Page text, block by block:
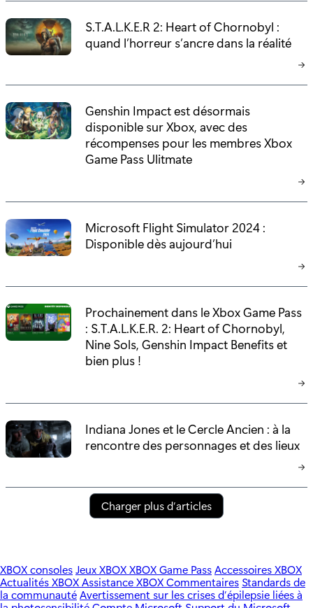
S.T.A.L.K.E.R 2: Heart of Chornobyl :
quand l’horreur s’ancre dans la réalité
Genshin Impact est désormais
disponible sur Xbox, avec des
récompenses pour les membres Xbox
Game Pass Ulitmate
Microsoft Flight Simulator 2024 :
Disponible dès aujourd’hui
Prochainement dans le Xbox Game Pass
: S.T.A.L.K.E.R. 2: Heart of Chornobyl,
Nine Sols, Genshin Impact Benefits et
bien plus !
Indiana Jones et le Cercle Ancien : à la
rencontre des personnages et des lieux
Charger plus d’articles
XBOX consolesJeux XBOXXBOX Game PassAccessoires XBOX
Actualités XBOXAssistance XBOXCommentaires Standards de
la communautéAvertissement sur les crises d’épilepsie liées à